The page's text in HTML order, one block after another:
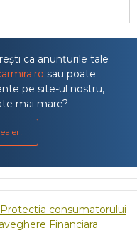
ca anunțurile tale
sau poate
pe site-ul nostru,
mai mare?
Protectia consumatorului
Financiara